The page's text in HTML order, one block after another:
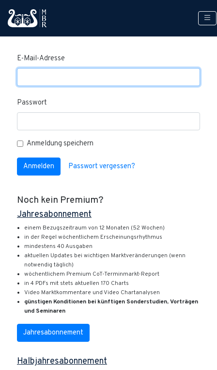
Anmelden
E-Mail-Adresse
Passwort
Anmeldung speichern
Anmelden Passwort vergessen?
Noch kein Premium?
Jahresabonnement
einem Bezugszeitraum von 12 Monaten (52 Wochen)
in der Regel wöchentlichem Erscheinungsrhythmus
mindestens 40 Ausgaben
aktuellen Updates bei wichtigen Marktveränderungen (wenn
notwendig täglich)
wöchentlichem Premium CoT-Terminmarkt-Report
in 4 PDFs mit stets aktuellen 170 Charts
Video Marktkommentare und Video Chartanalysen
günstigen Konditionen bei künftigen Sonderstudien, Vorträgen
und Seminaren
Jahresabonnement
Halbjahresabonnement